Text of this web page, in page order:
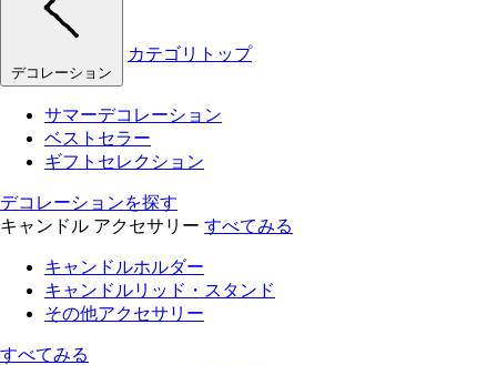
デコレーション
カテゴリトップ
サマーデコレーション
ベストセラー
ギフトセレクション
デコレーションを探す
キャンドル アクセサリー すべてみる
キャンドルホルダー
キャンドルリッド・スタンド
その他アクセサリー
すべてみる